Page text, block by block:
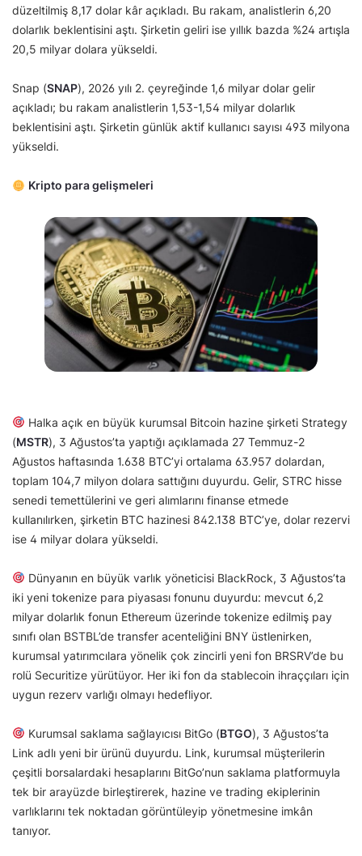
düzeltilmiş 8,17 dolar kâr açıkladı. Bu rakam, analistlerin 6,20
dolarlık beklentisini aştı. Şirketin geliri ise yıllık bazda %24 artışla
20,5 milyar dolara yükseldi.
Snap (SNAP), 2026 yılı 2. çeyreğinde 1,6 milyar dolar gelir
açıkladı; bu rakam analistlerin 1,53-1,54 milyar dolarlık
beklentisini aştı. Şirketin günlük aktif kullanıcı sayısı 493 milyona
yükseldi.
Kripto para gelişmeleri
Halka açık en büyük kurumsal Bitcoin hazine şirketi Strategy
(MSTR), 3 Ağustos’ta yaptığı açıklamada 27 Temmuz-2
Ağustos haftasında 1.638 BTC’yi ortalama 63.957 dolardan,
toplam 104,7 milyon dolara sattığını duyurdu. Gelir, STRC hisse
senedi temettülerini ve geri alımlarını finanse etmede
kullanılırken, şirketin BTC hazinesi 842.138 BTC’ye, dolar rezervi
ise 4 milyar dolara yükseldi.
Dünyanın en büyük varlık yöneticisi BlackRock, 3 Ağustos’ta
iki yeni tokenize para piyasası fonunu duyurdu: mevcut 6,2
milyar dolarlık fonun Ethereum üzerinde tokenize edilmiş pay
sınıfı olan BSTBL’de transfer acenteliğini BNY üstlenirken,
kurumsal yatırımcılara yönelik çok zincirli yeni fon BRSRV’de bu
rolü Securitize yürütüyor. Her iki fon da stablecoin ihraççıları için
uygun rezerv varlığı olmayı hedefliyor.
Kurumsal saklama sağlayıcısı BitGo (BTGO), 3 Ağustos’ta
Link adlı yeni bir ürünü duyurdu. Link, kurumsal müşterilerin
çeşitli borsalardaki hesaplarını BitGo’nun saklama platformuyla
tek bir arayüzde birleştirerek, hazine ve trading ekiplerinin
varlıklarını tek noktadan görüntüleyip yönetmesine imkân
tanıyor.